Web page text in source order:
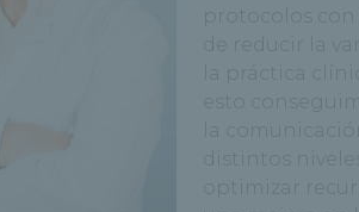
protocolos
de reducir la
la práctica
esto
la
distintos
optimizar